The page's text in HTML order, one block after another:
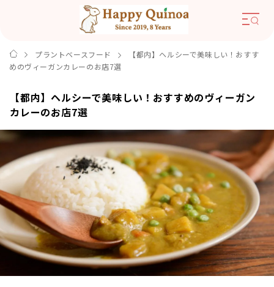
プラントベースフード
【都内】ヘルシーで美味しい！おすす
めのヴィーガンカレーのお店7選
【都内】ヘルシーで美味しい！おすすめのヴィーガン
カレーのお店7選